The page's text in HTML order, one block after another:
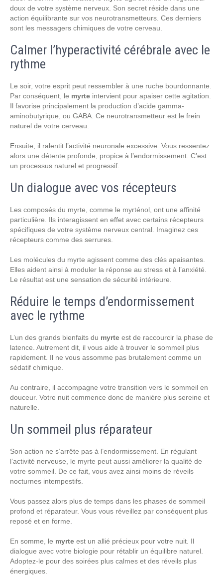
doux de votre système nerveux. Son secret réside dans une
action équilibrante sur vos neurotransmetteurs. Ces derniers
sont les messagers chimiques de votre cerveau.
Calmer l’hyperactivité cérébrale avec le
rythme
Le soir, votre esprit peut ressembler à une ruche bourdonnante.
Par conséquent, le myrte intervient pour apaiser cette agitation.
Il favorise principalement la production d’acide gamma-
aminobutyrique, ou GABA. Ce neurotransmetteur est le frein
naturel de votre cerveau.
Ensuite, il ralentit l’activité neuronale excessive. Vous ressentez
alors une détente profonde, propice à l’endormissement. C’est
un processus naturel et progressif.
Un dialogue avec vos récepteurs
Les composés du myrte, comme le myrténol, ont une affinité
particulière. Ils interagissent en effet avec certains récepteurs
spécifiques de votre système nerveux central. Imaginez ces
récepteurs comme des serrures.
Les molécules du myrte agissent comme des clés apaisantes.
Elles aident ainsi à moduler la réponse au stress et à l’anxiété.
Le résultat est une sensation de sécurité intérieure.
Réduire le temps d’endormissement
avec le rythme
L’un des grands bienfaits du myrte est de raccourcir la phase de
latence. Autrement dit, il vous aide à trouver le sommeil plus
rapidement. Il ne vous assomme pas brutalement comme un
sédatif chimique.
Au contraire, il accompagne votre transition vers le sommeil en
douceur. Votre nuit commence donc de manière plus sereine et
naturelle.
Un sommeil plus réparateur
Son action ne s’arrête pas à l’endormissement. En régulant
l’activité nerveuse, le myrte peut aussi améliorer la qualité de
votre sommeil. De ce fait, vous avez ainsi moins de réveils
nocturnes intempestifs.
Vous passez alors plus de temps dans les phases de sommeil
profond et réparateur. Vous vous réveillez par conséquent plus
reposé et en forme.
En somme, le myrte est un allié précieux pour votre nuit. Il
dialogue avec votre biologie pour rétablir un équilibre naturel.
Adoptez-le pour des soirées plus calmes et des réveils plus
énergiques.